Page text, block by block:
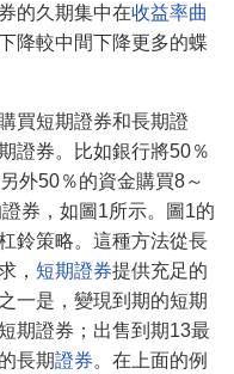
的久期集中在收益率曲
降較中間下降更多的蝶
短期證券和長期證
證券。比如銀行將50％
外50％的資金購買8～
券，如圖1所示。圖1的
鈴策略。這種方法從長
， 短期證券提供充足的
一是，變現到期的短期
期證券；出售到期13最
長期證券。在上面的例